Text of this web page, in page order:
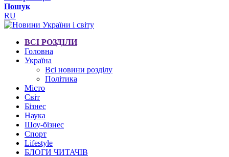
Пошук
RU
ВСІ РОЗДІЛИ
Головна
Україна
Всі новини розділу
Політика
Місто
Світ
Бізнес
Наука
Шоу-бізнес
Спорт
Lifestyle
БЛОГИ ЧИТАЧІВ